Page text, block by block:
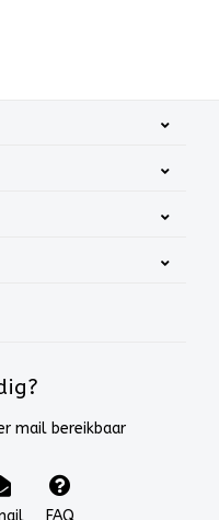
mail bereikbaar
FAQ